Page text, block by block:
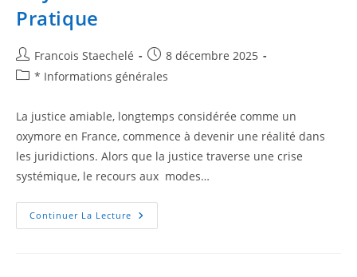
Pratique
Francois Staechelé
8 décembre 2025
* Informations générales
La justice amiable, longtemps considérée comme un
oxymore en France, commence à devenir une réalité dans
les juridictions. Alors que la justice traverse une crise
systémique, le recours aux modes…
Continuer La Lecture